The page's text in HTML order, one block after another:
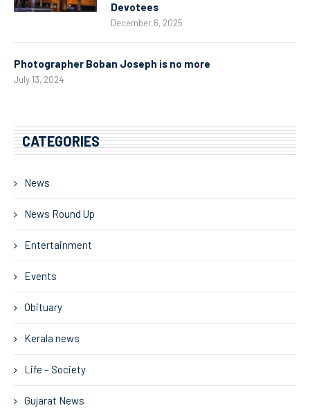
Devotees
December 6, 2025
Photographer Boban Joseph is no more
July 13, 2024
CATEGORIES
News
News Round Up
Entertainment
Events
Obituary
Kerala news
Life – Society
Gujarat News